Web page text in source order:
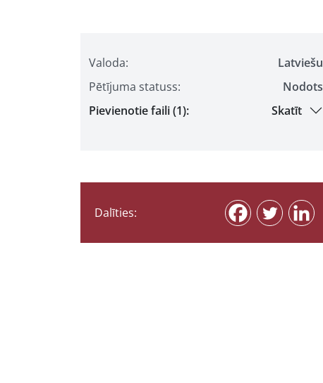
Valoda:
Latviešu
Pētījuma statuss:
Nodots
Pievienotie faili (1):
Skatīt
Dalīties: